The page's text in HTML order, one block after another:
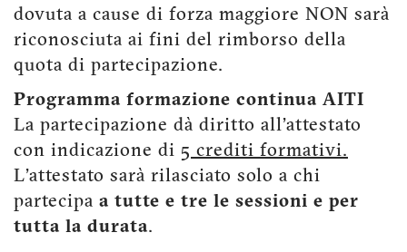
dovuta a cause di forza maggiore NON sarà
riconosciuta ai fini del rimborso della
quota di partecipazione.
Programma formazione continua AITI
La partecipazione dà diritto all'attestato
con indicazione di 5 crediti formativi.
L'attestato sarà rilasciato solo a chi
partecipa a tutte e tre le sessioni e per
tutta la durata.